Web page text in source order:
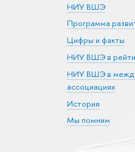
НИУ ВШЭ
Программа
Цифры и факты
НИУ ВШЭ в
НИУ ВШЭ в
ассоциациях
История
Мы помним